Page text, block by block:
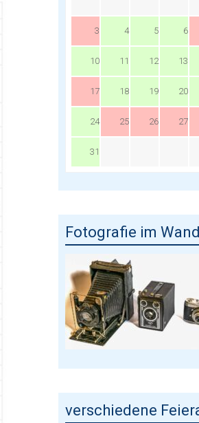
3 4 5 6
10 11 12 13
17 18 19 20
24 25 26 27
31
Fotografie im
verschiedene